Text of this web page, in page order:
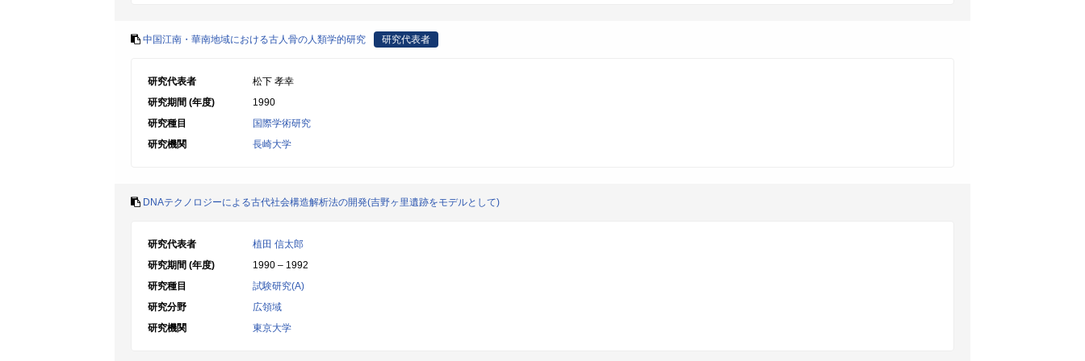
中国江南・華南地域における古人骨の人類学的研究 研究代表者
研究代表者
松下 孝幸
研究期間 (年度)
1990
研究種目
国際学術研究
研究機関
長崎大学
DNAテクノロジーによる古代社会構造解析法の開発(吉野ヶ里遺跡をモデルとして)
研究代表者
植田 信太郎
研究期間 (年度)
1990 – 1992
研究種目
試験研究(A)
研究分野
広領域
研究機関
東京大学